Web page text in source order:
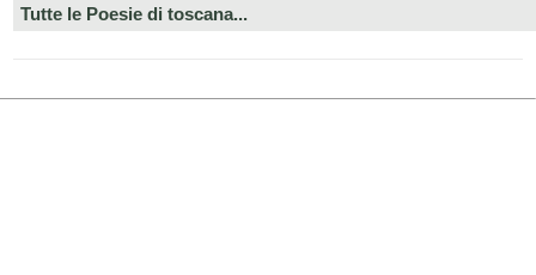
Tutte le Poesie di toscana...